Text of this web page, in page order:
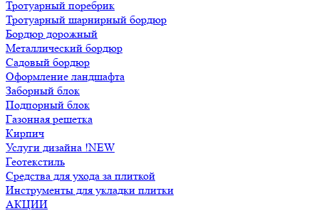
Тротуарный поребрик
Тротуарный шарнирный бордюр
Бордюр дорожный
Металлический бордюр
Садовый бордюр
Оформление ландшафта
Заборный блок
Подпорный блок
Газонная решетка
Кирпич
Услуги дизайна !NEW
Геотекстиль
Средства для ухода за плиткой
Инструменты для укладки плитки
АКЦИИ